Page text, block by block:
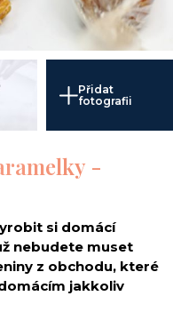
Přidat
fotografii
-
si domácí
nebudete muset
z obchodu, které
jakkoliv